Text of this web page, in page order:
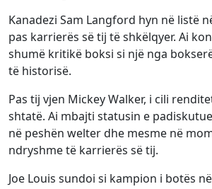
Kanadezi Sam Langford hyn në listë
pas karrierës së tij të shkëlqyer. Ai
shumë kritikë boksi si një nga
të historisë.
Pas tij vjen Mickey Walker, i cili
shtatë. Ai mbajti statusin e
në peshën welter dhe mesme në
ndryshme të karrierës së tij.
Joe Louis sundoi si kampion i botës